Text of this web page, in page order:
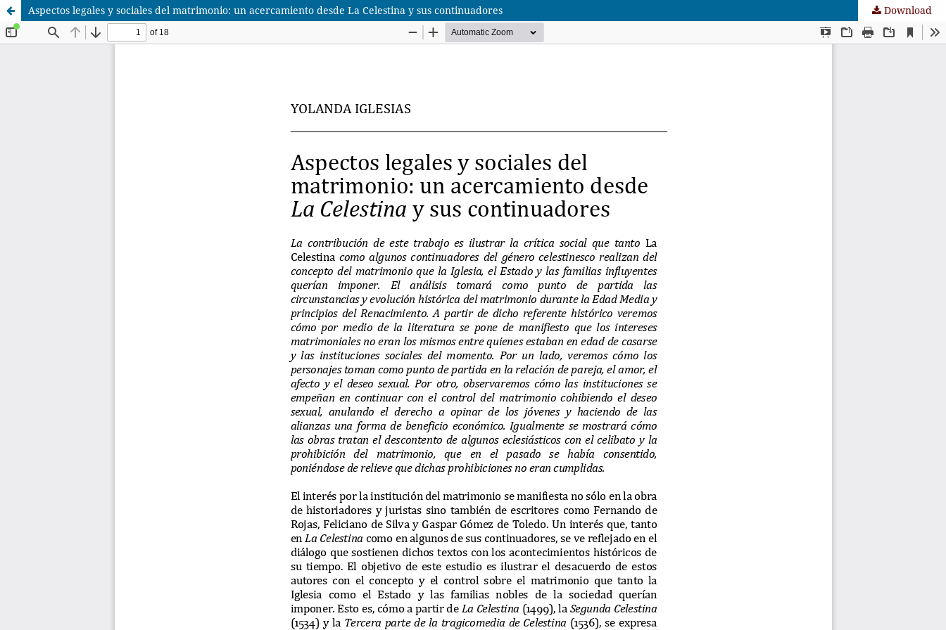
Aspectos legales y sociales del matrimonio: un acercamiento desde La Celestina y sus continuadores Download